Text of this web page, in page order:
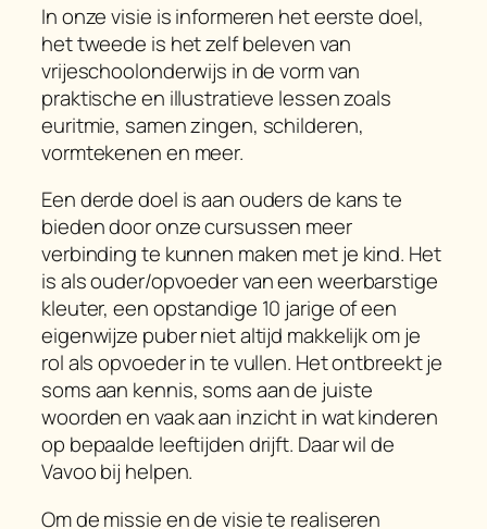
In onze visie is informeren het eerste doel,
het tweede is het zelf beleven van
vrijeschoolonderwijs in de vorm van
praktische en illustratieve lessen zoals
euritmie, samen zingen, schilderen,
vormtekenen en meer.
Een derde doel is aan ouders de kans te
bieden door onze cursussen meer
verbinding te kunnen maken met je kind. Het
is als ouder/opvoeder van een weerbarstige
kleuter, een opstandige 10 jarige of een
eigenwijze puber niet altijd makkelijk om je
rol als opvoeder in te vullen. Het ontbreekt je
soms aan kennis, soms aan de juiste
woorden en vaak aan inzicht in wat kinderen
op bepaalde leeftijden drijft. Daar wil de
Vavoo bij helpen.
Om de missie en de visie te realiseren